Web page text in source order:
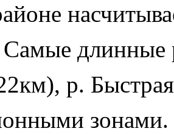
длинные
р.
зонами.